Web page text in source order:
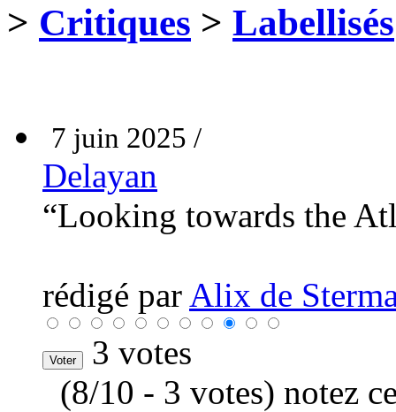
> Critiques > Labellisés
7 juin 2025 /
Delayan
“Looking towards the
rédigé par Alix de
3 votes
(8/10 - 3 votes) notez